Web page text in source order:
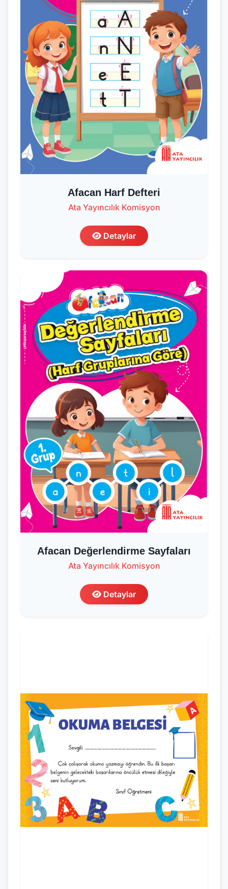
Afacan Harf Defteri
Ata Yayıncılık Komisyon
Detaylar
Afacan Değerlendirme Sayfaları
Ata Yayıncılık Komisyon
Detaylar